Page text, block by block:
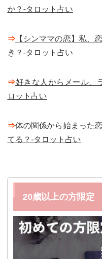
か？-タロット占い
⇒ 【シンママの恋】私、
き？-タロット占い
⇒好きな人からメール、
ロット占い
⇒体の関係から始まった
てる？-タロット占い
20歳以上の方限定